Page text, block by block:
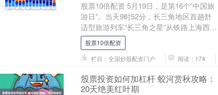
股票10倍配资 5月19日，是第16个“中国旅
游日”。当天9时52分，长三角地区首趟舒
适型旅游列车“长三角之星”从铁路上海西站
缓缓驶出，载着近200名长三角游客....
股票10倍配资
栏目：全国炒股配资门户
阅读：174
股票投资如何加杠杆 蛟河赏秋攻略：
20天绝美红叶期